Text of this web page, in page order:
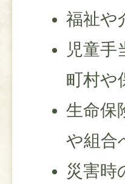
福祉や
児童手
町村や
生命保
や組合
災害時